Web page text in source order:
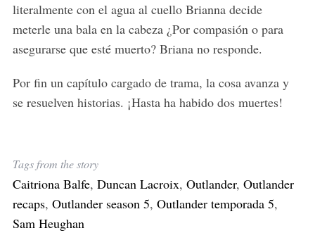
literalmente con el agua al cuello Brianna decide
meterle una bala en la cabeza ¿Por compasión o para
asegurarse que esté muerto? Briana no responde.
Por fin un capítulo cargado de trama, la cosa avanza y
se resuelven historias. ¡Hasta ha habido dos muertes!
Tags from the story
Caitriona Balfe, Duncan Lacroix, Outlander, Outlander
recaps, Outlander season 5, Outlander temporada 5,
Sam Heughan